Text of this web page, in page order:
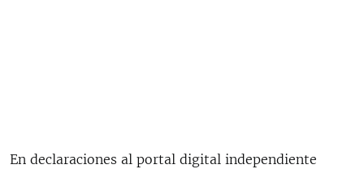
En declaraciones al portal digital independiente